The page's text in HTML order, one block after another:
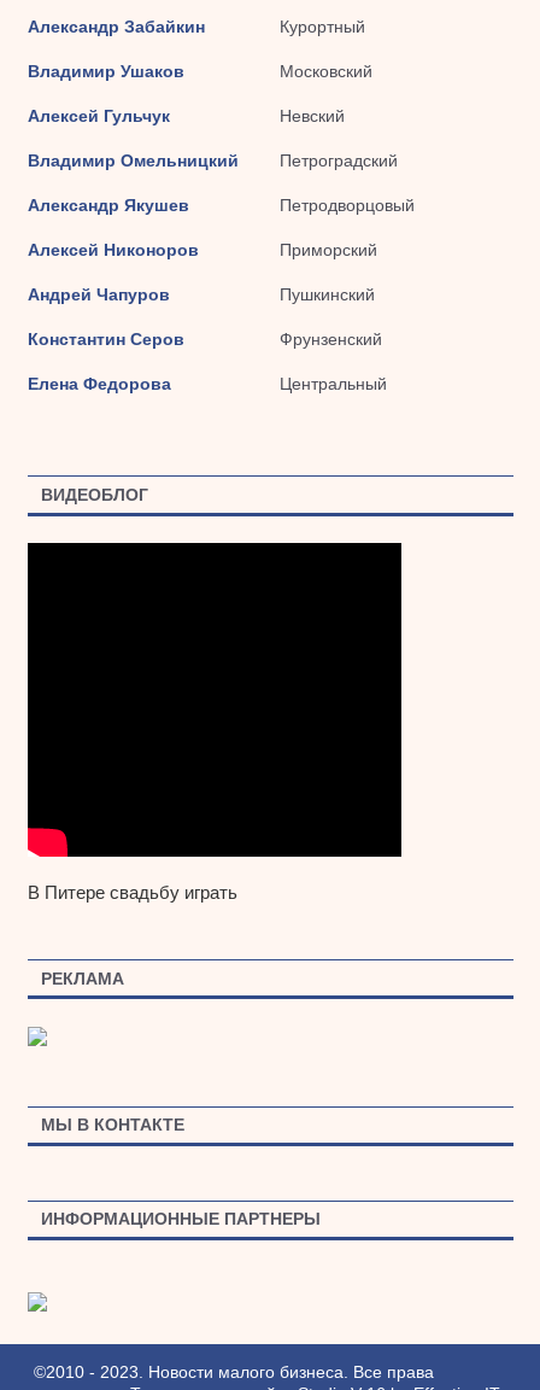
Александр Забайкин Курортный
Владимир Ушаков Московский
Алексей Гульчук Невский
Владимир Омельницкий Петроградский
Александр Якушев Петродворцовый
Алексей Никоноров Приморский
Андрей Чапуров Пушкинский
Константин Серов Фрунзенский
Елена Федорова Центральный
ВИДЕОБЛОГ
В Питере свадьбу играть
РЕКЛАМА
МЫ В КОНТАКТЕ
ИНФОРМАЦИОННЫЕ ПАРТНЕРЫ
©2010 - 2023. Новости малого бизнеса. Все права